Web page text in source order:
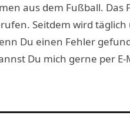
aus dem Fußball. Das
Seitdem wird täglich
Du einen Fehler
Du mich gerne per E-